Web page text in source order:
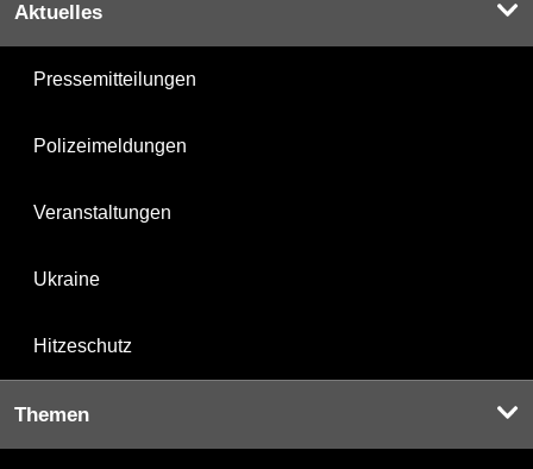
Aktuelles
Pressemitteilungen
Polizeimeldungen
Veranstaltungen
Ukraine
Hitzeschutz
Themen